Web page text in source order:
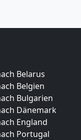
Belarus
Belgien
Bulgarien
Dänemark
England
Portugal